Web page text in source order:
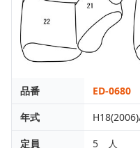
品番
ED-0680
年式
定員
5 人